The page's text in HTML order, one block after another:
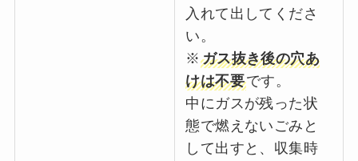
入れて出してくださ
い。
※ ガス抜き後の穴あ
けは不要です。
中にガスが残った状
態で燃えないごみと
して出すと、収集時